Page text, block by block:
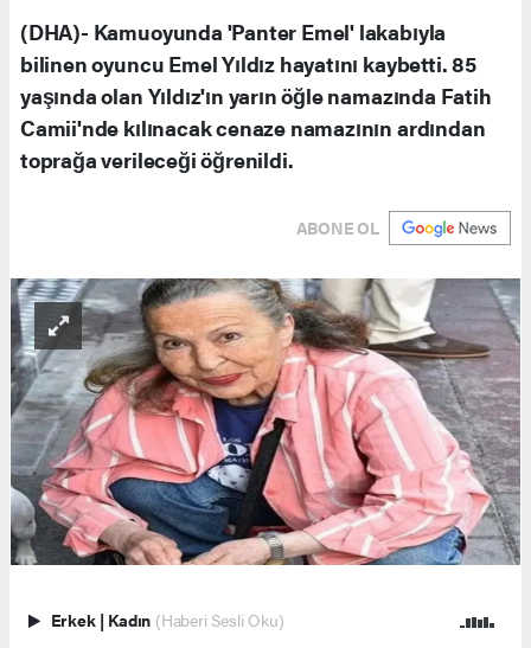
(DHA)- Kamuoyunda 'Panter Emel' lakabıyla
bilinen oyuncu Emel Yıldız hayatını kaybetti. 85
yaşında olan Yıldız'ın yarın öğle namazında Fatih
Camii'nde kılınacak cenaze namazının ardından
toprağa verileceği öğrenildi.
ABONE OL
Erkek | Kadın (Haberi Sesli Oku)